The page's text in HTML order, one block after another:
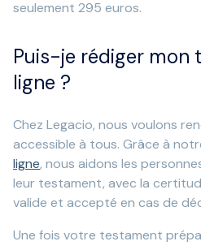
seulement 295 euros.
Puis-je rédiger mon
ligne ?
Chez Legacio, nous voulons
accessible à tous. Grâce à
ligne, nous aidons les
leur testament, avec la
valide et accepté en cas de
Une fois votre testament